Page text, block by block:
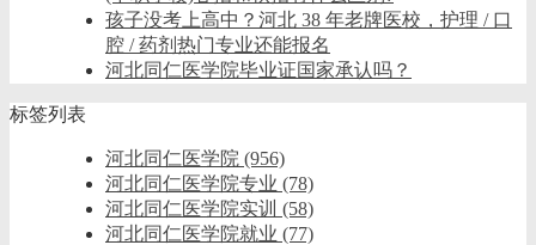
孩子没考上高中？河北 38 年老牌医校，护理 / 口
腔 / 药剂热门专业还能报名
河北同仁医学院毕业证国家承认吗？
标签列表
河北同仁医学院 (956)
河北同仁医学院专业 (78)
河北同仁医学院实训 (58)
河北同仁医学院就业 (77)